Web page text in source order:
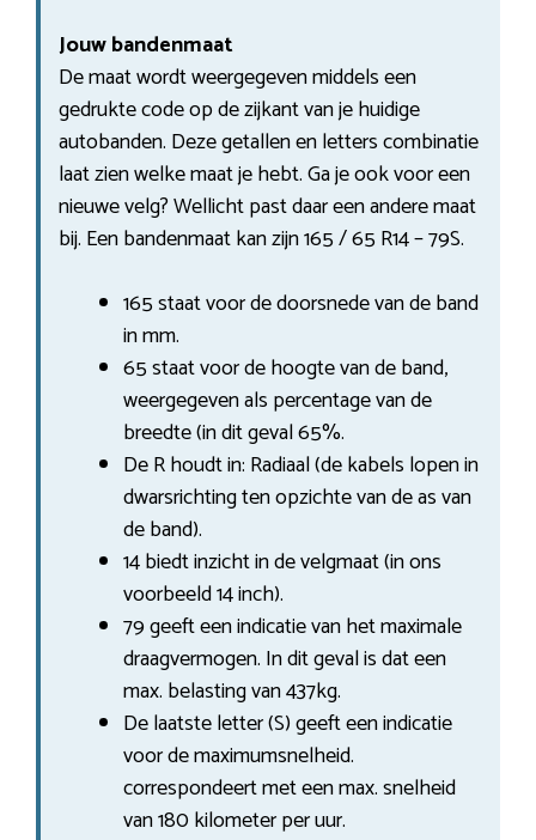
Jouw bandenmaat
De maat wordt weergegeven middels een
gedrukte code op de zijkant van je huidige
autobanden. Deze getallen en letters combinatie
laat zien welke maat je hebt. Ga je ook voor een
nieuwe velg? Wellicht past daar een andere maat
bij. Een bandenmaat kan zijn 165 / 65 R14 – 79S.
165 staat voor de doorsnede van de band
in mm.
65 staat voor de hoogte van de band,
weergegeven als percentage van de
breedte (in dit geval 65%.
De R houdt in: Radiaal (de kabels lopen in
dwarsrichting ten opzichte van de as van
de band).
14 biedt inzicht in de velgmaat (in ons
voorbeeld 14 inch).
79 geeft een indicatie van het maximale
draagvermogen. In dit geval is dat een
max. belasting van 437kg.
De laatste letter (S) geeft een indicatie
voor de maximumsnelheid.
correspondeert met een max. snelheid
van 180 kilometer per uur.